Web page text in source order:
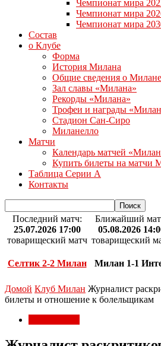
Чемпионат мира
Чемпионат мира
Чемпионат мира
Состав
о Клубе
Форма
История Милана
Общие сведения о Милане
Зал славы «Милана»
Рекорды «Милана»
Трофеи и награды
Стадион Сан-Сиро
Миланелло
Матчи
Календарь матчей
Купить билеты на матчи
Таблица Серии А
Контакты
Последний матч:
25.07.2026 17:00
товарищеский матч
Селтик 2-2 Милан
Ближайший
05.08.2026
товарищеский
Милан 1-1
Домой Клуб Милан Журналист
билеты и отношение к болельщикам